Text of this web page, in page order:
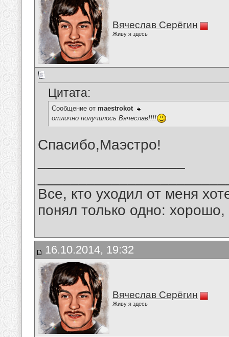
Вячеслав Серёгин
Живу я здесь
Цитата:
Сообщение от maestrokot
отлично получилось Вячеслав!!!!
Спасибо,Маэстро!
Все, кто уходил от меня
понял только одно:
16.10.2014, 19:32
Вячеслав Серёгин
Живу я здесь